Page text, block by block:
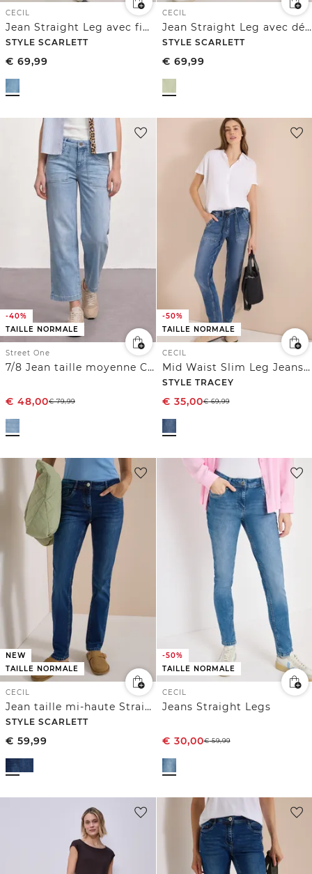
CECIL
Jean Straight Leg avec finition léopard
STYLE SCARLETT
€ 69,99
CECIL
Jean Straight Leg avec détail de ceinture
STYLE SCARLETT
€ 69,99
-40%
TAILLE NORMALE
Street One
7/8 Jean taille moyenne Culotte en coupe loose
€ 48,00€79,99
-50%
TAILLE NORMALE
CECIL
Mid Waist Slim Leg Jeans dans un Casual Fit
STYLE TRACEY
€ 35,00€69,99
NEW
TAILLE NORMALE
CECIL
Jean taille mi-haute Straight Leg à coupe décontractée
STYLE SCARLETT
€ 59,99
-50%
TAILLE NORMALE
CECIL
Jeans Straight Legs
€ 30,00€59,99